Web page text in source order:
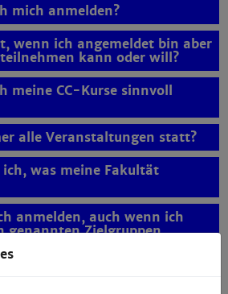
mich anmelden?
wenn ich angemeldet bin aber
kann oder will?
meine CC-Kurse sinnvoll
alle Veranstaltungen statt?
was meine Fakultät
anmelden, auch wenn ich
genannten Zielgruppen